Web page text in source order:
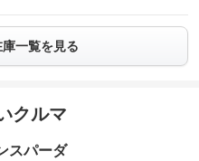
一覧を見る
クルマ
スパーダ